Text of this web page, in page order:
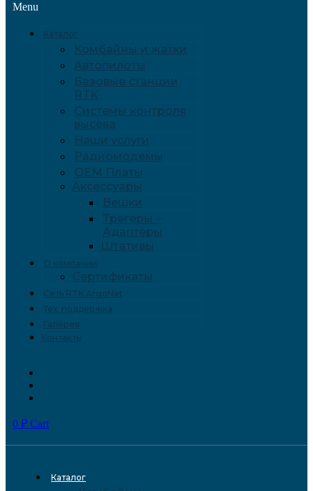
Menu
Каталог
Комбайны и жатки
Автопилоты
Базовые станции
RTK
Системы контроля
высева
Наши услуги
Радиомодемы
OEM Платы
Аксессуары
Вешки
Трегеры –
Адаптеры
Штативы
О компании
Сертификаты
Сеть RTK ArgoNet
Тех. поддержка
Галерея
Контакты
0 ₽ Cart
Каталог